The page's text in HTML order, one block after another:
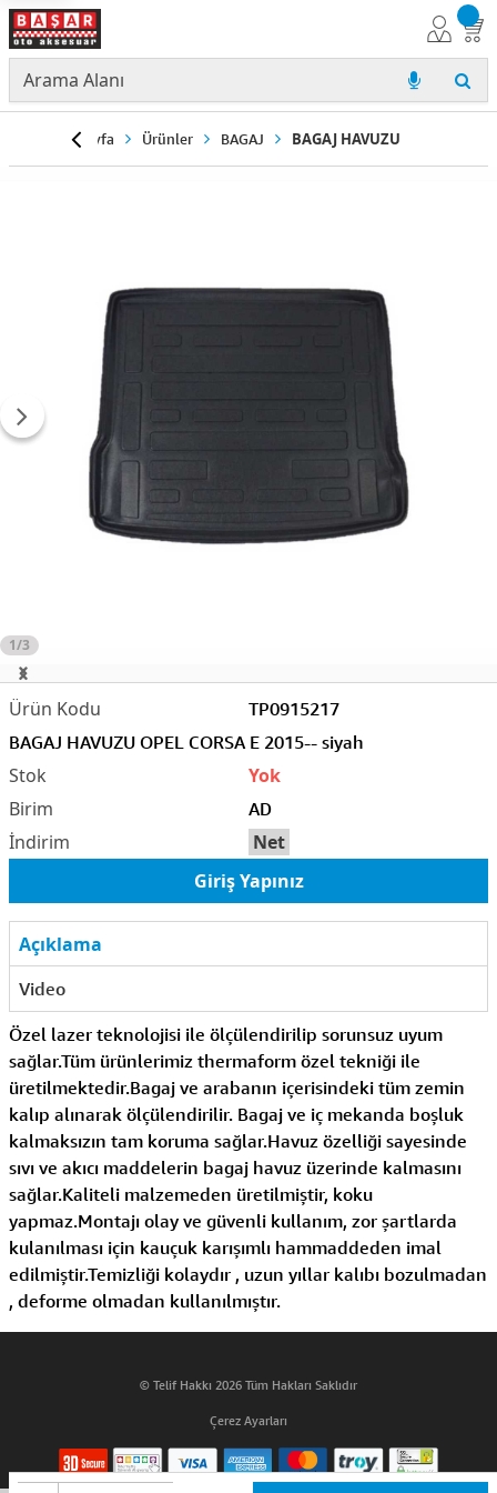
Anasayfa Ürünler BAGAJ BAGAJ HAVUZU
1/3
TP0915217
BAGAJ HAVUZU OPEL CORSA E 2015-- siyah
AD
Net
Yok
Giriş Yapınız
Açıklama
Video
Özel lazer teknolojisi ile ölçülendirilip sorunsuz uyum
sağlar.Tüm ürünlerimiz thermaform özel tekniği ile
üretilmektedir.Bagaj ve arabanın içerisindeki tüm zemin
kalıp alınarak ölçülendirilir. Bagaj ve iç mekanda boşluk
kalmaksızın tam koruma sağlar.Havuz özelliği sayesinde
sıvı ve akıcı maddelerin bagaj havuz üzerinde kalmasını
sağlar.Kaliteli malzemeden üretilmiştir, koku
yapmaz.Montajı olay ve güvenli kullanım, zor şartlarda
kulanılması için kauçuk karışımlı hammaddeden imal
edilmiştir.Temizliği kolaydır , uzun yıllar kalıbı bozulmadan
, deforme olmadan kullanılmıştır.
© Telif Hakkı 2026 Tüm Hakları Saklıdır
Çerez Ayarları